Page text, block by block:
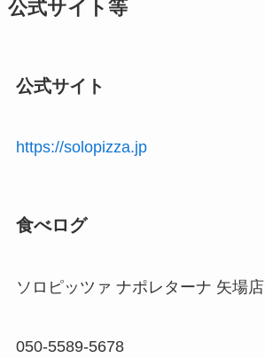
公式サイト等
公式サイト
https://solopizza.jp
食べログ
ソロピッツァ ナポレターナ 矢場店
050-5589-5678